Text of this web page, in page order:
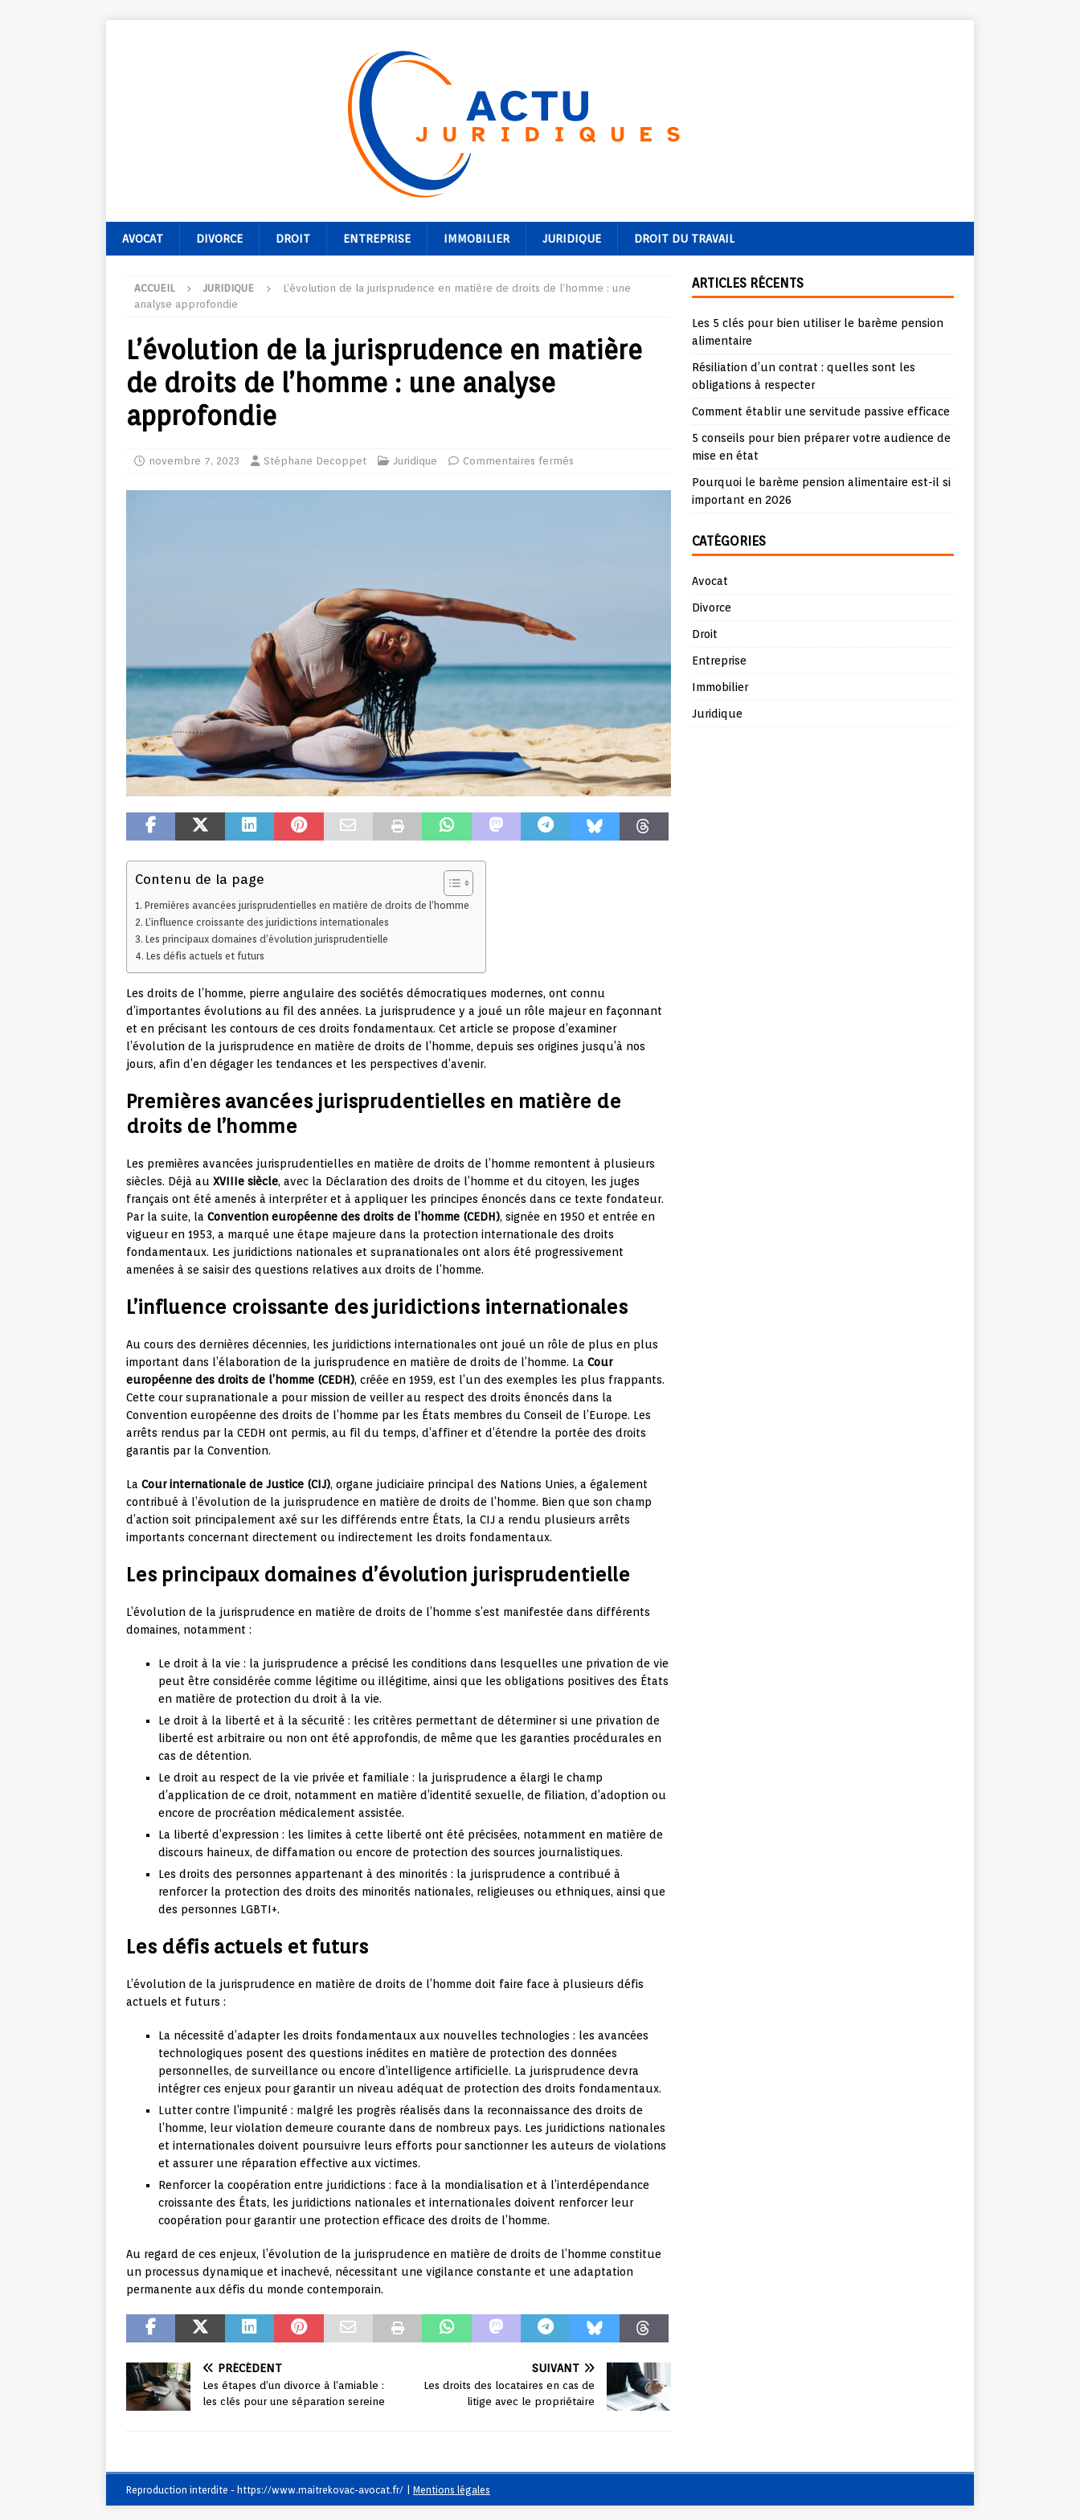
AVOCAT DIVORCE DROIT ENTREPRISE IMMOBILIER JURIDIQUE DROIT DU TRAVAIL
ACCUEIL JURIDIQUE
L’évolution de la jurisprudence en matière de droits de l’homme : une
analyse approfondie
L’évolution de la jurisprudence en matière
de droits de l’homme : une analyse
approfondie
novembre 7, 2023 Stéphane Decoppet Juridique Commentaires fermés
Contenu de la page
Premières avancées jurisprudentielles en matière de droits de l’homme
L’influence croissante des juridictions internationales
Les principaux domaines d’évolution jurisprudentielle
Les défis actuels et futurs
Les droits de l’homme, pierre angulaire des sociétés démocratiques modernes, ont connu
d’importantes évolutions au fil des années. La jurisprudence y a joué un rôle majeur en façonnant
et en précisant les contours de ces droits fondamentaux. Cet article se propose d’examiner
l’évolution de la jurisprudence en matière de droits de l’homme, depuis ses origines jusqu’à nos
jours, afin d’en dégager les tendances et les perspectives d’avenir.
Premières avancées jurisprudentielles en matière de
droits de l’homme
Les premières avancées jurisprudentielles en matière de droits de l’homme remontent à plusieurs
siècles. Déjà au XVIIIe siècle, avec la Déclaration des droits de l’homme et du citoyen, les juges
français ont été amenés à interpréter et à appliquer les principes énoncés dans ce texte fondateur.
Par la suite, la Convention européenne des droits de l’homme (CEDH), signée en 1950 et entrée en
vigueur en 1953, a marqué une étape majeure dans la protection internationale des droits
fondamentaux. Les juridictions nationales et supranationales ont alors été progressivement
amenées à se saisir des questions relatives aux droits de l’homme.
L’influence croissante des juridictions internationales
Au cours des dernières décennies, les juridictions internationales ont joué un rôle de plus en plus
important dans l’élaboration de la jurisprudence en matière de droits de l’homme. La Cour
européenne des droits de l’homme (CEDH), créée en 1959, est l’un des exemples les plus frappants.
Cette cour supranationale a pour mission de veiller au respect des droits énoncés dans la
Convention européenne des droits de l’homme par les États membres du Conseil de l’Europe. Les
arrêts rendus par la CEDH ont permis, au fil du temps, d’affiner et d’étendre la portée des droits
garantis par la Convention.
La Cour internationale de Justice (CIJ), organe judiciaire principal des Nations Unies, a également
contribué à l’évolution de la jurisprudence en matière de droits de l’homme. Bien que son champ
d’action soit principalement axé sur les différends entre États, la CIJ a rendu plusieurs arrêts
importants concernant directement ou indirectement les droits fondamentaux.
Les principaux domaines d’évolution jurisprudentielle
L’évolution de la jurisprudence en matière de droits de l’homme s’est manifestée dans différents
domaines, notamment :
Le droit à la vie : la jurisprudence a précisé les conditions dans lesquelles une privation de vie
peut être considérée comme légitime ou illégitime, ainsi que les obligations positives des États
en matière de protection du droit à la vie.
Le droit à la liberté et à la sécurité : les critères permettant de déterminer si une privation de
liberté est arbitraire ou non ont été approfondis, de même que les garanties procédurales en
cas de détention.
Le droit au respect de la vie privée et familiale : la jurisprudence a élargi le champ
d’application de ce droit, notamment en matière d’identité sexuelle, de filiation, d’adoption ou
encore de procréation médicalement assistée.
La liberté d’expression : les limites à cette liberté ont été précisées, notamment en matière de
discours haineux, de diffamation ou encore de protection des sources journalistiques.
Les droits des personnes appartenant à des minorités : la jurisprudence a contribué à
renforcer la protection des droits des minorités nationales, religieuses ou ethniques, ainsi que
des personnes LGBTI+.
Les défis actuels et futurs
L’évolution de la jurisprudence en matière de droits de l’homme doit faire face à plusieurs défis
actuels et futurs :
La nécessité d’adapter les droits fondamentaux aux nouvelles technologies : les avancées
technologiques posent des questions inédites en matière de protection des données
personnelles, de surveillance ou encore d’intelligence artificielle. La jurisprudence devra
intégrer ces enjeux pour garantir un niveau adéquat de protection des droits fondamentaux.
Lutter contre l’impunité : malgré les progrès réalisés dans la reconnaissance des droits de
l’homme, leur violation demeure courante dans de nombreux pays. Les juridictions nationales
et internationales doivent poursuivre leurs efforts pour sanctionner les auteurs de violations
et assurer une réparation effective aux victimes.
Renforcer la coopération entre juridictions : face à la mondialisation et à l’interdépendance
croissante des États, les juridictions nationales et internationales doivent renforcer leur
coopération pour garantir une protection efficace des droits de l’homme.
Au regard de ces enjeux, l’évolution de la jurisprudence en matière de droits de l’homme constitue
un processus dynamique et inachevé, nécessitant une vigilance constante et une adaptation
permanente aux défis du monde contemporain.
PRÉCÉDENT
Les étapes d’un divorce à l’amiable :
les clés pour une séparation sereine
SUIVANT
Les droits des locataires en cas de
litige avec le propriétaire
ARTICLES RÉCENTS
Les 5 clés pour bien utiliser le barème pension
alimentaire
Résiliation d’un contrat : quelles sont les
obligations à respecter
Comment établir une servitude passive efficace
5 conseils pour bien préparer votre audience de
mise en état
Pourquoi le barème pension alimentaire est-il si
important en 2026
CATÉGORIES
Avocat
Divorce
Droit
Entreprise
Immobilier
Juridique
Reproduction interdite - https://www.maitrekovac-avocat.fr/ Mentions légales